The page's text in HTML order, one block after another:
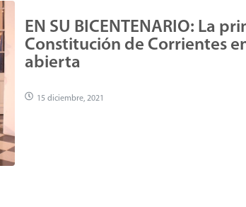
EN SU BICENTENARIO: La
Constitución de Corrientes
abierta
15 diciembre, 2021